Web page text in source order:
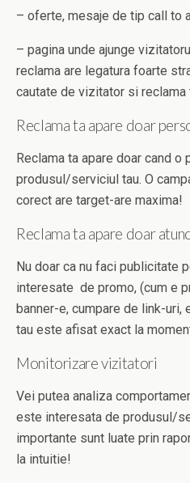
– oferte, mesaje de tip call to
– pagina unde ajunge
reclama are legatura foarte
cautate de vizitator si reclama
Reclama ta apare doar
Reclama ta apare doar cand
produsul/serviciul tau. O
corect are target-are maxima!
Reclama ta apare doar
Nu doar ca nu faci publicitate
interesate de promo, (cum e
banner-e, cumpare de link-
tau este afisat exact la
Monitorizare vizitatori
Vei putea analiza
este interesata de produsul/
importante sunt luate prin
la intuitie!